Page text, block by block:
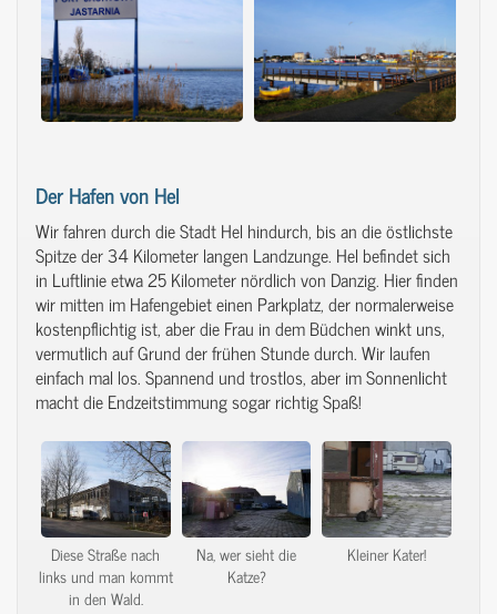
Der Hafen von Hel
Wir fahren durch die Stadt Hel hindurch, bis an die östlichste
Spitze der 34 Kilometer langen Landzunge. Hel befindet sich
in Luftlinie etwa 25 Kilometer nördlich von Danzig. Hier finden
wir mitten im Hafengebiet einen Parkplatz, der normalerweise
kostenpflichtig ist, aber die Frau in dem Büdchen winkt uns,
vermutlich auf Grund der frühen Stunde durch. Wir laufen
einfach mal los. Spannend und trostlos, aber im Sonnenlicht
macht die Endzeitstimmung sogar richtig Spaß!
Diese Straße nach
links und man kommt
in den Wald.
Na, wer sieht die
Katze?
Kleiner Kater!